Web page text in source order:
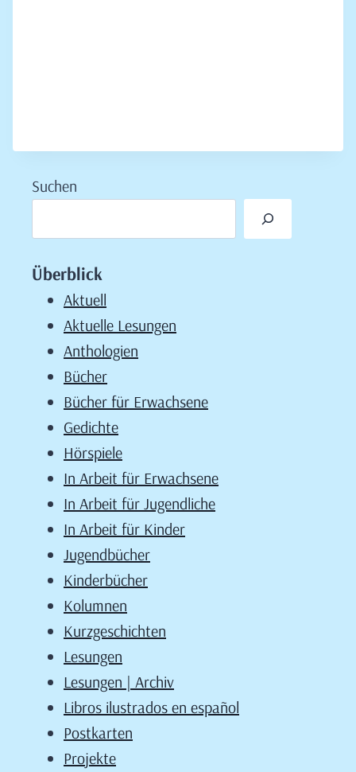
Suchen
Überblick
Aktuell
Aktuelle Lesungen
Anthologien
Bücher
Bücher für Erwachsene
Gedichte
Hörspiele
In Arbeit für Erwachsene
In Arbeit für Jugendliche
In Arbeit für Kinder
Jugendbücher
Kinderbücher
Kolumnen
Kurzgeschichten
Lesungen
Lesungen | Archiv
Libros ilustrados en español
Postkarten
Projekte